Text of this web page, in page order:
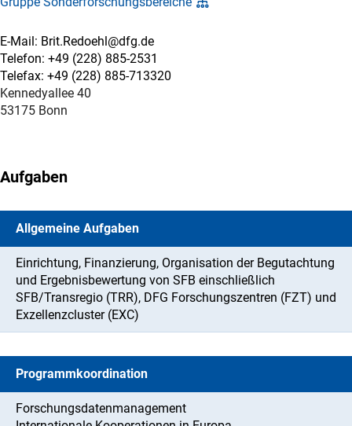
E-Mail: Brit.Redoehl@dfg.de
Telefon: +49 (228) 885-2531
Telefax: +49 (228) 885-713320
Kennedyallee 40
53175 Bonn
Aufgaben
Allgemeine Aufgaben
Einrichtung, Finanzierung, Organisation der Begutachtung
und Ergebnisbewertung von SFB einschließlich
SFB/Transregio (TRR), DFG Forschungszentren (FZT) und
Exzellenzcluster (EXC)
Programmkoordination
Forschungsdatenmanagement